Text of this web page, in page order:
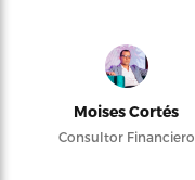
Moises Cortés
Consultor Financiero